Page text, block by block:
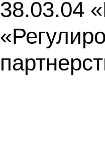
38.03.04